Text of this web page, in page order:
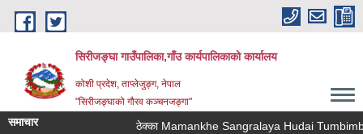
Skip to main content
सिरीजङ्घा गाउँपालिका,गाँउ कार्यपालिकाको कार्यालय
कोशी प्रदेश, ताप्लेजुङ्ग, नेपाल
"सिरीजङ्घाको गौरव कञ्चनजङ्गा"
समाचार ठेक्का Mamankhe Sangralaya Hudai